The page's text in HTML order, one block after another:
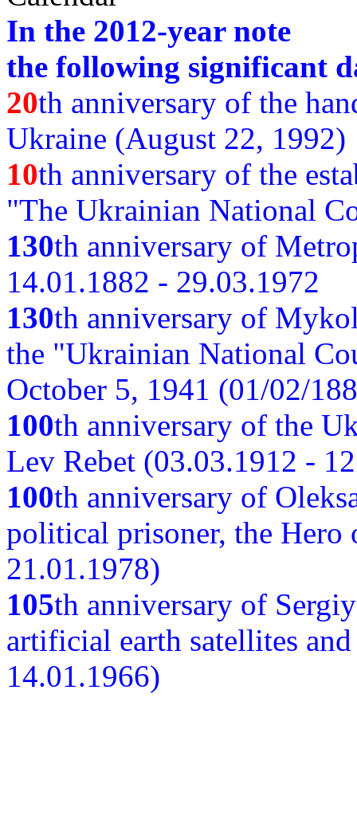
In the 2012-year note
the following significant
20th anniversary of the
Ukraine (August 22, 1992)
10th anniversary of the
"The Ukrainian National
130th anniversary of
14.01.1882 - 29.03.1972
130th anniversary of
the "Ukrainian National
October 5, 1941 (01/02/
100th anniversary of the
Lev Rebet (03.03.1912 -
100th anniversary of
political prisoner, the
21.01.1978)
105th anniversary of
artificial earth satellites
14.01.1966)